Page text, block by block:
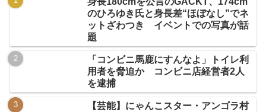
のひろゆき氏と身長差“ほぼなし”でネ
ットざわつき イベントでの写真が話
題
「コンビニ馬鹿にすんなよ」トイレ利
用者を脅迫か コンビニ店経営者2人
を逮捕
【芸能】にゃんこスター・アンゴラ村